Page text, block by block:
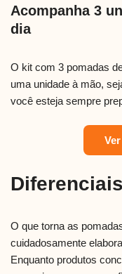
Acompanha 3
dia
O kit com 3 pomadas
uma unidade à mão,
você esteja sempre
Diferenciais
O que torna as
cuidadosamente
Enquanto produtos